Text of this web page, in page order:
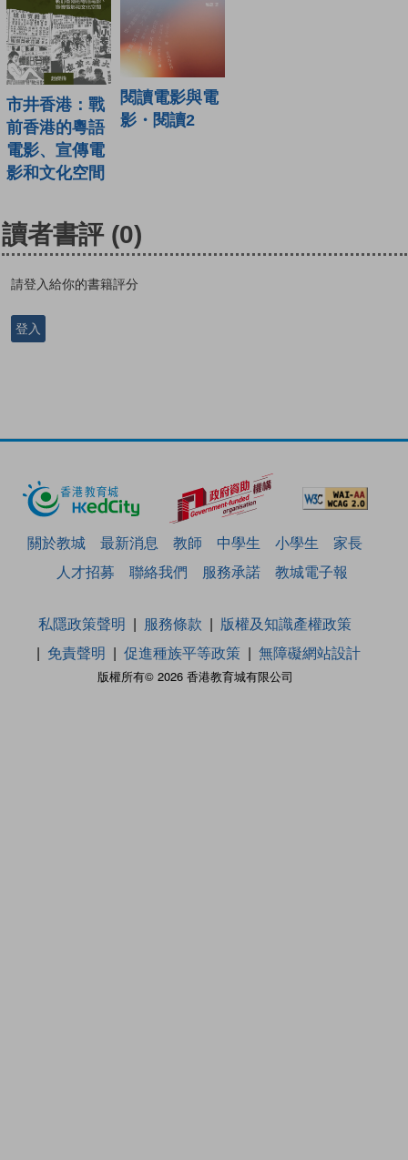
市井香港：戰
前香港的粵語
電影、宣傳電
影和文化空間
閱讀電影與電
影・閱讀2
讀者書評 (0)
請登入給你的書籍評分
登入
關於教城 最新消息 教師 中學生 小學生
家長
人才招募
聯絡我們 服務承諾 教城電子報
版權所有© 2026 香港教育城有限公司
私隱政策聲明 服務條款
版權及知識產權政策
免責聲明
促進種族平等政策 無障礙網站設計